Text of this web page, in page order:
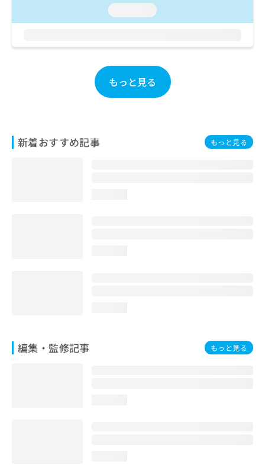
もっと見る
新着おすすめ記事 もっと見る
編集・監修記事 もっと見る